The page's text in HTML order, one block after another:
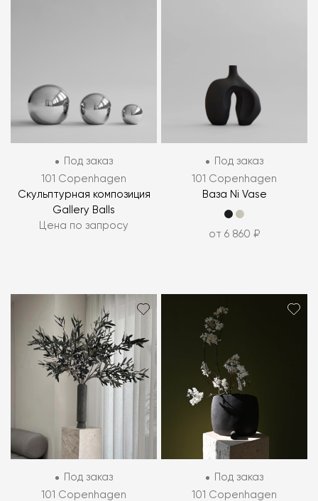
Под заказ
101 Copenhagen
Скульптурная композиция
Gallery Balls
Цена по запросу
Под заказ
101 Copenhagen
Ваза Ni Vase
от 6 860 ₽
Под заказ
101 Copenhagen
Под заказ
101 Copenhagen